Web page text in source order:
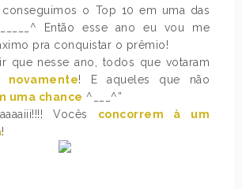
conseguimos o Top 10 em uma das
Então esse ano eu vou me
pra conquistar o prêmio!
que nesse ano, todos que votaram
novamente! E aqueles que não
uma chance ^___^”
Vocês concorrem à um
!